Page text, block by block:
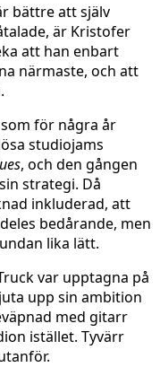
bättre att själv
är Kristofer
att han enbart
närmaste, och att
för några år
studiojams
, och den gången
strategi. Då
inkluderad, att
bedårande, men
lika lätt.
var upptagna på
upp sin ambition
med gitarr
istället. Tyvärr